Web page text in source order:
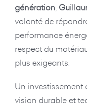
génération,
volonté de
performance
respect du
plus exigeants.
Un investissement
vision durable et